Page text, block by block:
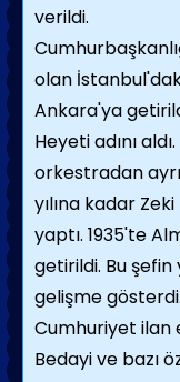
verildi.
olan
Ankara'ya
Heyeti adını
orkestradan
yılına kadar
yaptı. 1935'te
getirildi. Bu
gelişme gösterdi.
Cumhuriyet ilan
Bedayi ve bazı